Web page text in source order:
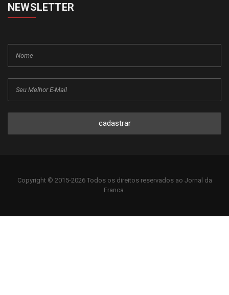
NEWSLETTER
cadastrar
Copyright © 2015-2026 Todos os direitos reservados ao Jornal da
Franca.